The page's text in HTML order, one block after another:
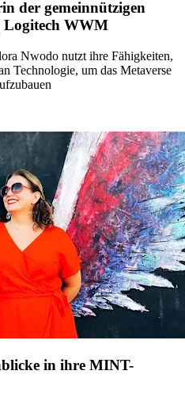
der gemeinnützigen
Logitech WWM
Nwodo nutzt ihre Fähigkeiten,
Technologie, um das Metaverse
in ihre MINT-